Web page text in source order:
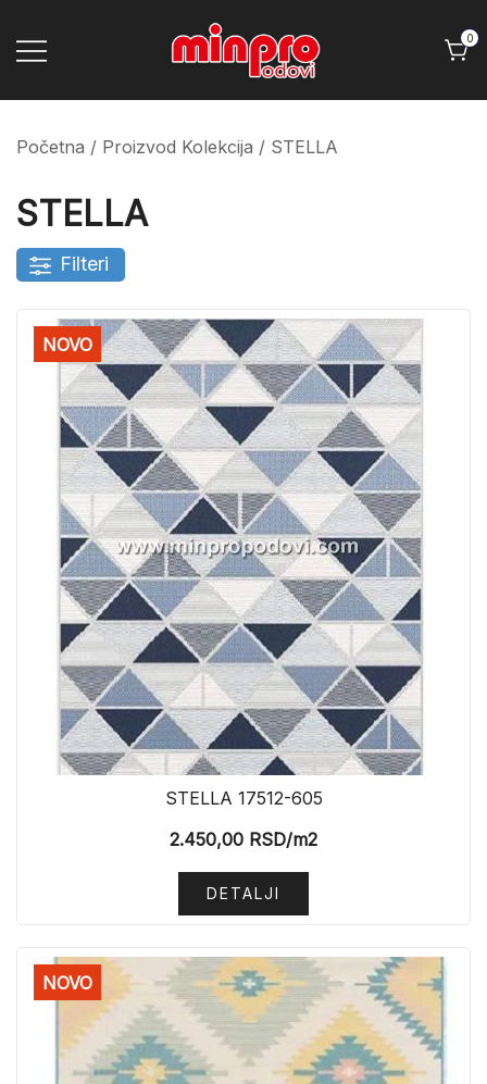
Minpro podovi
0
Početna / Proizvod Kolekcija / STELLA
STELLA
Filteri
NOVO
STELLA 17512-605
2.450,00 RSD/m2
DETALJI
NOVO